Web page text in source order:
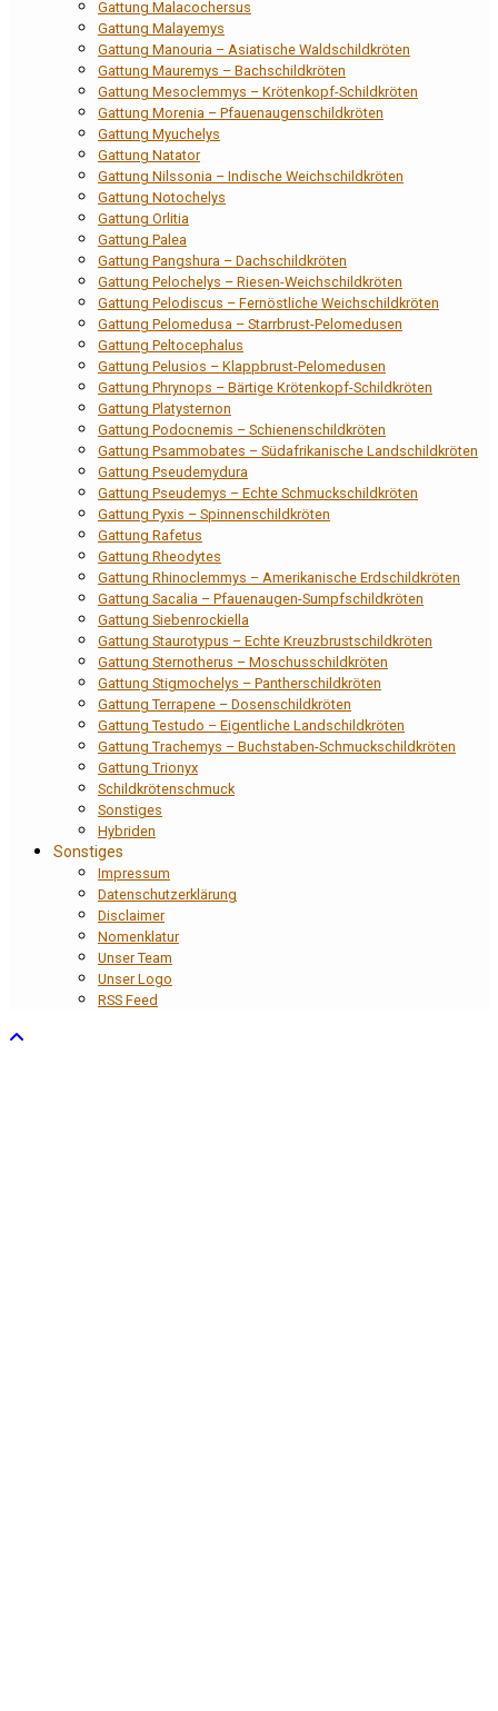
Gattung Malacochersus
Gattung Malayemys
Gattung Manouria – Asiatische Waldschildkröten
Gattung Mauremys – Bachschildkröten
Gattung Mesoclemmys – Krötenkopf-Schildkröten
Gattung Morenia – Pfauenaugenschildkröten
Gattung Myuchelys
Gattung Natator
Gattung Nilssonia – Indische Weichschildkröten
Gattung Notochelys
Gattung Orlitia
Gattung Palea
Gattung Pangshura – Dachschildkröten
Gattung Pelochelys – Riesen-Weichschildkröten
Gattung Pelodiscus – Fernöstliche Weichschildkröten
Gattung Pelomedusa – Starrbrust-Pelomedusen
Gattung Peltocephalus
Gattung Pelusios – Klappbrust-Pelomedusen
Gattung Phrynops – Bärtige Krötenkopf-Schildkröten
Gattung Platysternon
Gattung Podocnemis – Schienenschildkröten
Gattung Psammobates – Südafrikanische Landschildkröten
Gattung Pseudemydura
Gattung Pseudemys – Echte Schmuckschildkröten
Gattung Pyxis – Spinnenschildkröten
Gattung Rafetus
Gattung Rheodytes
Gattung Rhinoclemmys – Amerikanische Erdschildkröten
Gattung Sacalia – Pfauenaugen-Sumpfschildkröten
Gattung Siebenrockiella
Gattung Staurotypus – Echte Kreuzbrustschildkröten
Gattung Sternotherus – Moschusschildkröten
Gattung Stigmochelys – Pantherschildkröten
Gattung Terrapene – Dosenschildkröten
Gattung Testudo – Eigentliche Landschildkröten
Gattung Trachemys – Buchstaben-Schmuckschildkröten
Gattung Trionyx
Schildkrötenschmuck
Sonstiges
Hybriden
Sonstiges
Impressum
Datenschutzerklärung
Disclaimer
Nomenklatur
Unser Team
Unser Logo
RSS Feed